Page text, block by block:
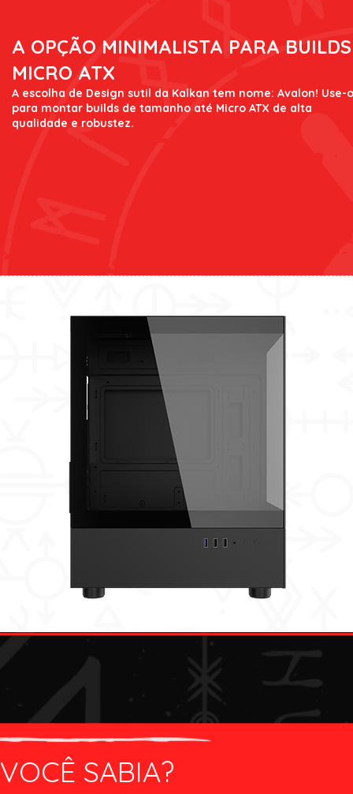
A OPÇÃO MINIMALISTA PARA BUILDS
MICRO ATX
A escolha de Design sutil da Kalkan tem nome: Avalon! Use-o
para montar builds de tamanho até Micro ATX de alta
qualidade e robustez.
VOCÊ SABIA?